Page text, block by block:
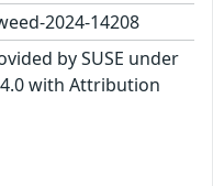
2024-14208
by SUSE under
with Attribution